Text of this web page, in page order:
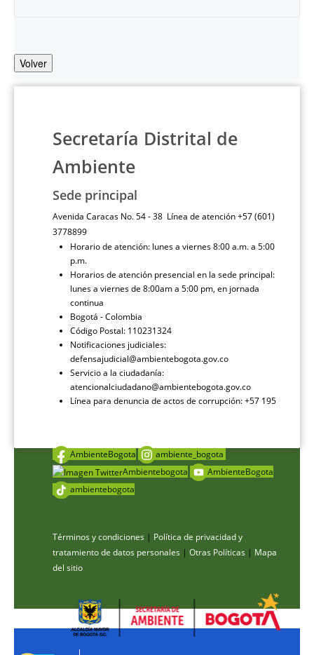
Volver
Secretaría Distrital de
Ambiente
Sede principal
Avenida Caracas No. 54 - 38 Línea de atención +57 (601)
3778899
Horario de atención: lunes a viernes 8:00 a.m. a 5:00
p.m.
Horarios de atención presencial en la sede principal:
lunes a viernes de 8:00am a 5:00 pm, en jornada
continua
Bogotá - Colombia
Código Postal: 110231324
Notificaciones judiciales:
defensajudicial@ambientebogota.gov.co
Servicio a la ciudadanía:
atencionalciudadano@ambientebogota.gov.co
Línea para denuncia de actos de corrupción: +57 195
AmbienteBogota
ambiente_bogota
Ambientebogota
AmbienteBogota
ambientebogota
Términos y condiciones | Política de privacidad y
tratamiento de datos personales | Otras Políticas | Mapa
del sitio